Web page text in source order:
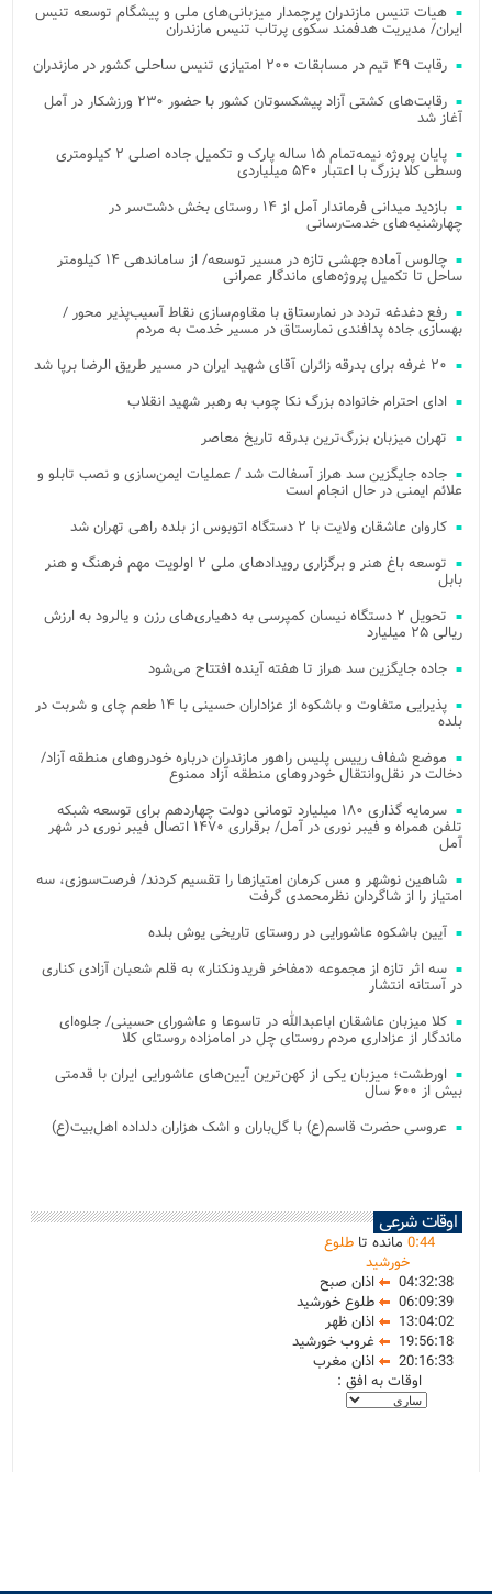
هیات تنیس مازندران پرچمدار میزبانی‌های ملی و پیشگام توسعه تنیس
ایران/ مدیریت هدفمند سکوی پرتاب تنیس مازندران
رقابت ۴۹ تیم در مسابقات ۲۰۰ امتیازی تنیس ساحلی کشور در مازندران
رقابت‌های کشتی آزاد پیشکسوتان کشور با حضور ۲۳۰ ورزشکار در آمل
آغاز شد
پایان پروژه نیمه‌تمام ۱۵ ساله پارک و تکمیل جاده اصلی ۲ کیلومتری
وسطی کلا بزرگ با اعتبار ۵۴۰ میلیاردی
بازدید میدانی فرماندار آمل از ۱۴ روستای بخش دشت‌سر در
چهارشنبه‌های خدمت‌رسانی
چالوس آماده جهشی تازه در مسیر توسعه/ از ساماندهی ۱۴ کیلومتر
ساحل تا تکمیل پروژه‌های ماندگار عمرانی
رفع دغدغه تردد در نمارستاق با مقاوم‌سازی نقاط آسیب‌پذیر محور /
بهسازی جاده پدافندی نمارستاق در مسیر خدمت به مردم
۲۰ غرفه برای بدرقه زائران آقای شهید ایران در مسیر طریق الرضا برپا شد
ادای احترام خانواده بزرگ نکا چوب به رهبر شهید انقلاب
تهران میزبان بزرگ‌ترین بدرقه تاریخ معاصر
جاده جایگزین سد هراز آسفالت شد / عملیات ایمن‌سازی و نصب تابلو و
علائم ایمنی در حال انجام است
کاروان عاشقان ولایت با ۲ دستگاه اتوبوس از بلده راهی تهران شد
توسعه باغ هنر و برگزاری رویدادهای ملی ۲ اولویت مهم فرهنگ و هنر
بابل
تحویل ۲ دستگاه نیسان کمپرسی به دهیاری‌های رزن و یالرود به ارزش
ریالی ۲۵ میلیارد
جاده جایگزین سد هراز تا هفته آینده افتتاح می‌شود
پذیرایی متفاوت و باشکوه از عزاداران حسینی با ۱۴ طعم چای و شربت در
بلده
موضع شفاف رییس پلیس راهور مازندران درباره خودروهای منطقه آزاد/
دخالت در نقل‌وانتقال خودروهای منطقه آزاد ممنوع
سرمایه گذاری ۱۸۰ میلیارد تومانی دولت چهاردهم برای توسعه شبکه
تلفن همراه و فیبر نوری در آمل/ برقراری ۱۴۷۰ اتصال فیبر نوری در شهر
آمل
شاهین نوشهر و مس کرمان امتیازها را تقسیم کردند/ فرصت‌سوزی، سه
امتیاز را از شاگردان نظرمحمدی گرفت
آیین باشکوه عاشورایی در روستای تاریخی یوش بلده
سه اثر تازه از مجموعه «مفاخر فریدونکنار» به قلم شعبان آزادی کناری
در آستانه انتشار
کلا میزبان عاشقان اباعبدالله در تاسوعا و عاشورای حسینی/ جلوه‌ای
ماندگار از عزاداری مردم روستای چل در امامزاده روستای کلا
اورطشت؛ میزبان یکی از کهن‌ترین آیین‌های عاشورایی ایران با قدمتی
بیش از ۶۰۰ سال
عروسی حضرت قاسم(ع) با گل‌باران و اشک هزاران دلداده اهل‌بیت(ع)
اوقات شرعی
0:44 مانده تاطلوع
خورشید
04:32:38
اذان صبح
06:09:39
طلوع خورشید
13:04:02
اذان ظهر
19:56:18
غروب خورشید
20:16:33
اذان مغرب
اوقات به افق :